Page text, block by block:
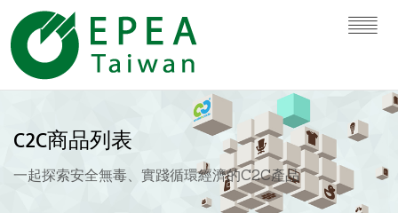
C2C商品列表
一起探索安全無毒、實踐循環經濟的C2C產品